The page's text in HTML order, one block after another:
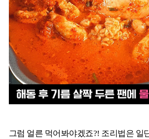
그럼 얼른 먹어봐야겠죠?! 조리법은 일